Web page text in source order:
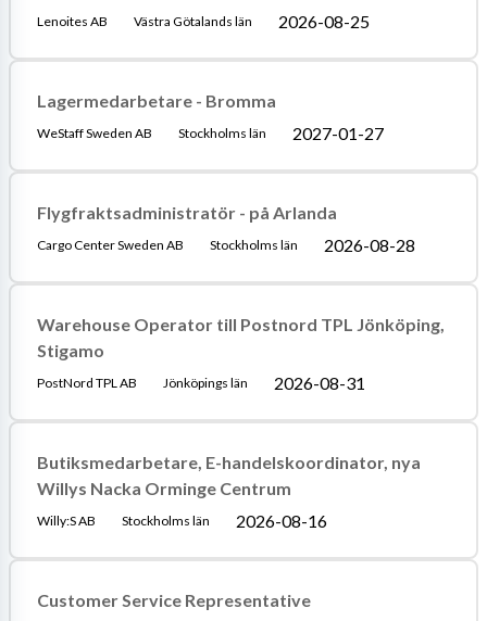
Lenoites AB Västra Götalands län 2026-08-25
Lagermedarbetare - Bromma
WeStaff Sweden AB Stockholms län 2027-01-27
Flygfraktsadministratör - på Arlanda
Cargo Center Sweden AB Stockholms län 2026-08-28
Warehouse Operator till Postnord TPL Jönköping,
Stigamo
PostNord TPL AB Jönköpings län 2026-08-31
Butiksmedarbetare, E-handelskoordinator, nya
Willys Nacka Orminge Centrum
Willy:S AB Stockholms län 2026-08-16
Customer Service Representative